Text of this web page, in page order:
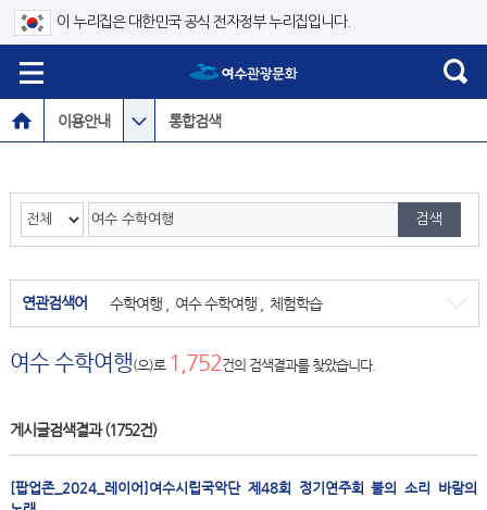
이 누리집은 대한민국 공식 전자정부 누리집입니다.
이용안내 통합검색
연관검색어 수학여행, 여수 수학여행, 체험학습
여수 수학여행(으)로 1,752건의 검색결과를 찾았습니다.
게시글검색결과(1752건)
[팝업존_2024_레이어] 여수시립국악단 제48회 정기연주회 불의 소리 바람의